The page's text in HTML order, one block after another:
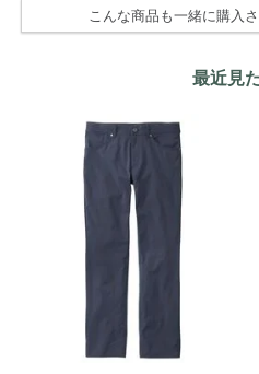
こんな商品も一緒に購入
最近見